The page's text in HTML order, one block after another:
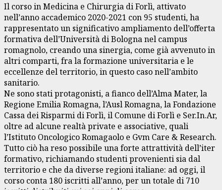
Il corso in Medicina e Chirurgia di Forlì, attivato
nell’anno accademico 2020-2021 con 95 studenti, ha
rappresentato un significativo ampliamento dell’offerta
formativa dell’Università di Bologna nel campus
romagnolo, creando una sinergia, come già avvenuto in
altri comparti, fra la formazione universitaria e le
eccellenze del territorio, in questo caso nell’ambito
sanitario.
Ne sono stati protagonisti, a fianco dell’Alma Mater, la
Regione Emilia Romagna, l’Ausl Romagna, la Fondazione
Cassa dei Risparmi di Forlì, il Comune di Forlì e Ser.In.Ar,
oltre ad alcune realtà private e associative, quali
l’Istituto Oncologico Romagaolo e Gvm Care & Research.
Tutto ciò ha reso possibile una forte attrattività dell’iter
formativo, richiamando studenti provenienti sia dal
territorio e che da diverse regioni italiane: ad oggi, il
corso conta 180 iscritti all’anno, per un totale di 710